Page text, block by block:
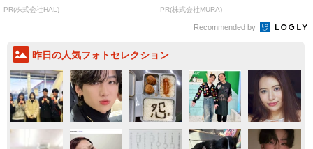
PR(株式会社HAL)
致」する方...
PR(株式会社MURA)
Recommended by
昨日の人気フォトセレクション